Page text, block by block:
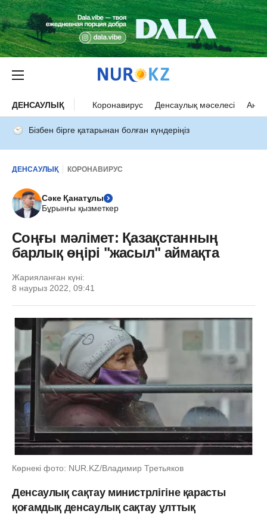
ДЕНСАУЛЫҚ Коронавирус Денсаулық мәселесі Ана
Бізбен бірге қатарынан болған күндеріңіз
ДЕНСАУЛЫҚ КОРОНАВИРУС
Сәке Қанатұлы
Бұрынғы қызметкер
Соңғы мәлімет: Қазақстанның
барлық өңірі "жасыл" аймақта
Жарияланған күні:
8 наурыз 2022, 09:41
Көрнекі фото: NUR.KZ/Владимир Третьяков
Денсаулық сақтау министрлігіне қарасты
қоғамдық денсаулық сақтау ұлттық